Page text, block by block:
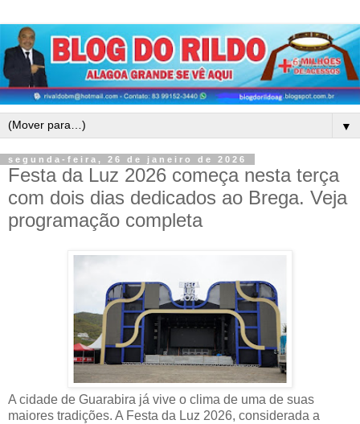
▼
segunda-feira, 26 de janeiro de 2026
Festa da Luz 2026 começa nesta terça
com dois dias dedicados ao Brega. Veja
programação completa
A cidade de Guarabira já vive o clima de uma de suas
maiores tradições. A Festa da Luz 2026, considerada a